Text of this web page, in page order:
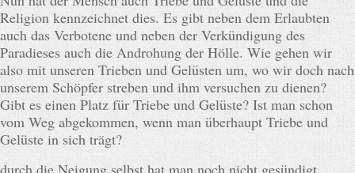
Religion kennzeichnet dies. Es gibt neben dem Erlaubten
auch das Verbotene und neben der Verkündigung des
Paradieses auch die Androhung der Hölle. Wie gehen wir
also mit unseren Trieben und Gelüsten um, wo wir doch nach
unserem Schöpfer streben und ihm versuchen zu dienen?
Gibt es einen Platz für Triebe und Gelüste? Ist man schon
vom Weg abgekommen, wenn man überhaupt Triebe und
Gelüste in sich trägt?
durch die Neigung selbst hat man noch nicht gesündigt.